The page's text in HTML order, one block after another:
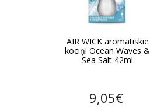
AIR WICK aromātiskie
kociņi Ocean Waves &
Sea Salt 42ml
9,05€